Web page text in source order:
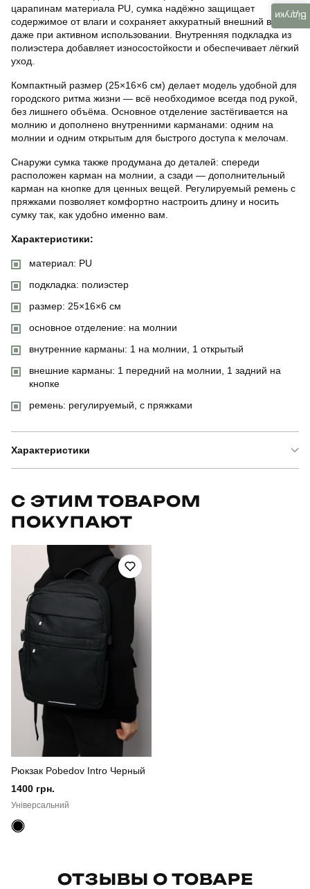
царапинам материала PU, сумка надёжно защищает
содержимое от влаги и сохраняет аккуратный внешний вид
даже при активном использовании. Внутренняя подкладка из
полиэстера добавляет износостойкости и обеспечивает лёгкий
уход.
Компактный размер (25×16×6 см) делает модель удобной для
городского ритма жизни — всё необходимое всегда под рукой,
без лишнего объёма. Основное отделение застёгивается на
молнию и дополнено внутренними карманами: одним на
молнии и одним открытым для быстрого доступа к мелочам.
Снаружи сумка также продумана до деталей: спереди
расположен карман на молнии, а сзади — дополнительный
карман на кнопке для ценных вещей. Регулируемый ремень с
пряжками позволяет комфортно настроить длину и носить
сумку так, как удобно именно вам.
Характеристики:
материал: PU
подкладка: полиэстер
размер: 25×16×6 см
основное отделение: на молнии
внутренние карманы: 1 на молнии, 1 открытый
внешние карманы: 1 передний на молнии, 1 задний на
кнопке
ремень: регулируемый, с пряжками
Характеристики
Артикул
Призначення
Стиль
Сезон
Склад тканини
Країна - виробник
С ЭТИМ ТОВАРОМ
ПОКУПАЮТ
Рюкзак Pobedov Intro Черный
1400 грн.
Універсальний
ОТЗЫВЫ О ТОВАРЕ
Відгуки